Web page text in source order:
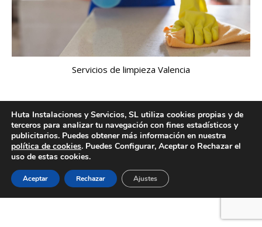
Servicios de limpieza Valencia
Creado por Tandem Marketing Digital
Información legal
Huta Instalaciones y Servicios, SL utiliza cookies propias y de
terceros para analizar tu navegación con fines estadísticos y
publicitarios. Puedes obtener más información en nuestra
política de cookies. Puedes Configurar, Aceptar o Rechazar el
uso de estas cookies.
Aceptar Rechazar Ajustes